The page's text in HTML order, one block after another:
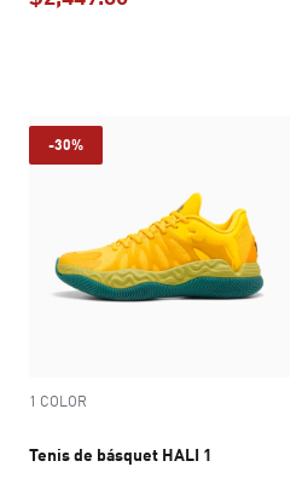
-30%
1 COLOR
Tenis de básquet HALI 1